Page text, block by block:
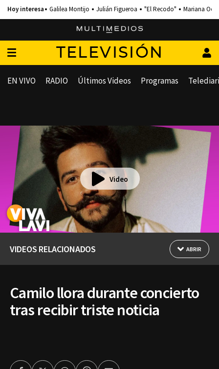
Galilea Montijo Julián Figueroa "El Recodo" Mariana
TELEVISIÓN
EN VIVO RADIO Últimos Videos Programas
Video
VIDEOS RELACIONADOS ABRIR
Camilo llora durante concierto
tras recibir triste noticia